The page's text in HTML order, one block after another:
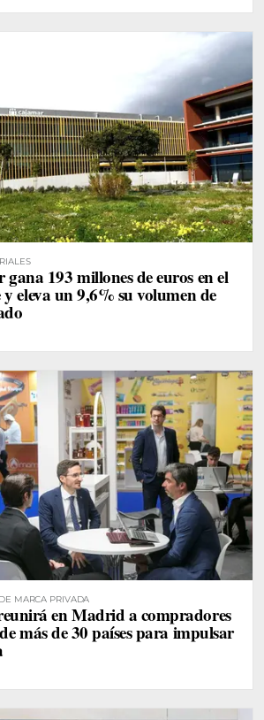
193 millones de euros en el
eleva un 9,6% su volumen de
MARCA PRIVADA
en Madrid a compradores
más de 30 países para impulsar